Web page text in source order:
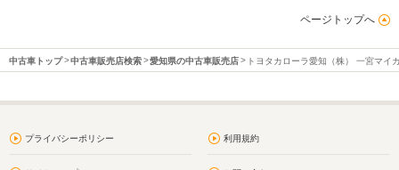
ページトップへ
中古車トップ 中古車販売店検索 愛知県の中古車販売店 トヨタカローラ愛知（株） 一宮マイ
プライバシーポリシー 利用規約